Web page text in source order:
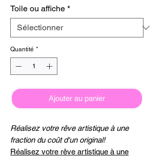
Toile ou affiche *
Quantité *
Ajouter au panier
Réalisez votre rêve artistique à une
fraction du coût d'un original!
Réalisez votre rêve artistique à une